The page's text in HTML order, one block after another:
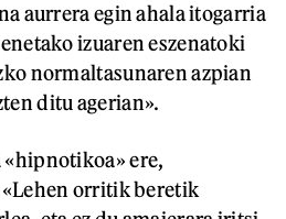
aurrera egin ahala itogarria
izuaren eszenatoki
normaltasunaren azpian
ditu agerian».
«hipnotikoa» ere,
orritik beretik